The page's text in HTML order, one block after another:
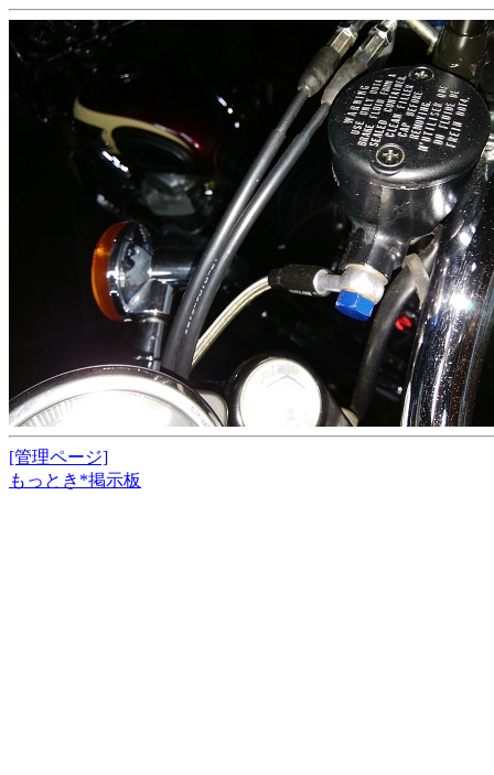
[管理ページ]
もっとき*掲示板